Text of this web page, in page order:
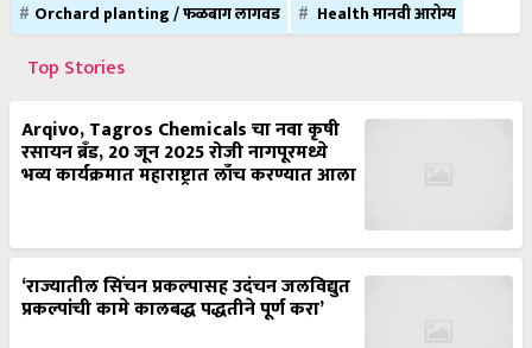
Orchard planting / फळबाग लागवड
Health मानवी आरोग्य
Top Stories
Arqivo, Tagros Chemicals चा नवा कृषी
रसायन ब्रँड, 20 जून 2025 रोजी नागपूरमध्ये
भव्य कार्यक्रमात महाराष्ट्रात लाँच करण्यात आला
‘राज्यातील सिंचन प्रकल्पासह उदंचन जलविद्युत
प्रकल्पांची कामे कालबद्ध पद्धतीने पूर्ण करा’